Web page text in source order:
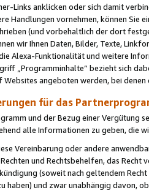
Links anklicken oder sich damit
Handlungen vornehmen, können Sie
(und vorbehaltlich der dort
wir Ihnen Daten, Bilder, Texte,
Alexa-Funktionalität und weitere
„Programminhalte“ bezieht sich
angeboten werden, bei
für das
und der Bezug einer Vergütung
alle Informationen zu geben, die
Vereinbarung oder andere
und Rechtsbehelfen, das
(soweit nach geltendem
haben) und zwar unabhängig davon,